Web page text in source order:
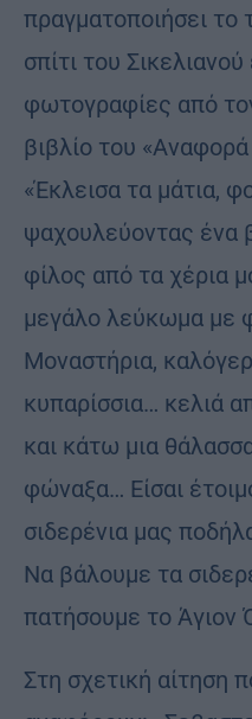
πραγματοποιήσει το
σπίτι του
φωτογραφίες από
βιβλίο του
«Έκλεισα τα μάτια,
ψαχουλεύοντας ένα
φίλος από τα χέρια
μεγάλο λεύκωμα με
Μοναστήρια,
κυπαρίσσια… κελιά
και κάτω μια
φώναξα… Είσαι
σιδερένια μας
Να βάλουμε τα
πατήσουμε το Άγιον
Στη σχετική αίτηση